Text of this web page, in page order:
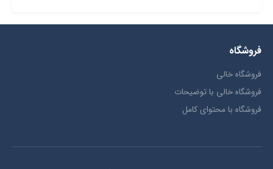
فروشگاه
فروشگاه خالی
فروشگاه خالی با توضیحات
فروشگاه با محتوای کامل